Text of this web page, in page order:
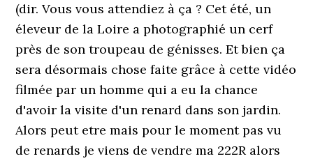
(dir. Vous vous attendiez à ça ? Cet été, un
éleveur de la Loire a photographié un cerf
près de son troupeau de génisses. Et bien ça
sera désormais chose faite grâce à cette vidéo
filmée par un homme qui a eu la chance
d'avoir la visite d'un renard dans son jardin.
Alors peut etre mais pour le moment pas vu
de renards je viens de vendre ma 222R alors